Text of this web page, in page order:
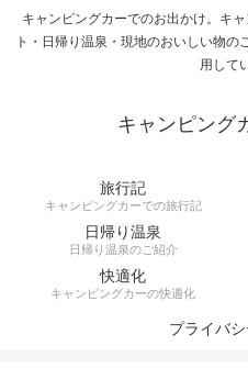
キャンピングカーでのお出かけ。キ
ト・日帰り温泉・現地のおいしい
用して
キャンピング
旅行記
キャンピングカーでの旅行記
日帰り温泉
日帰り温泉のご紹介
快適化
キャンピングカーの快適化
プライバ